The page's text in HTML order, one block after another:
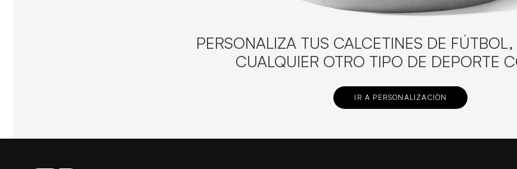
PERSONALIZA TUS CALCETINES DE
CUALQUIER OTRO TIPO DE DEPORTE
IR A PERSONALIZACIÓN